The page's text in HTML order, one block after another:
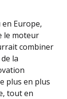
Europe,
le moteur
combiner
la
plus en plus
tout en